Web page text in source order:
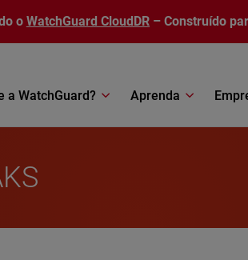
o WatchGuard CloudDR – Construído
a WatchGuard? Aprenda